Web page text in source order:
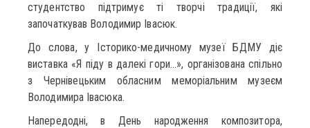
студентство підтримує ті творчі традиції, які
започаткував Володимир Івасюк.
До слова, у Історико-медичному музеї БДМУ діє
виставка «Я піду в далекі гори…», організована спільно
з Чернівецьким обласним меморіальним музеєм
Володимира Івасюка.
Напередодні, в День народження композитора,